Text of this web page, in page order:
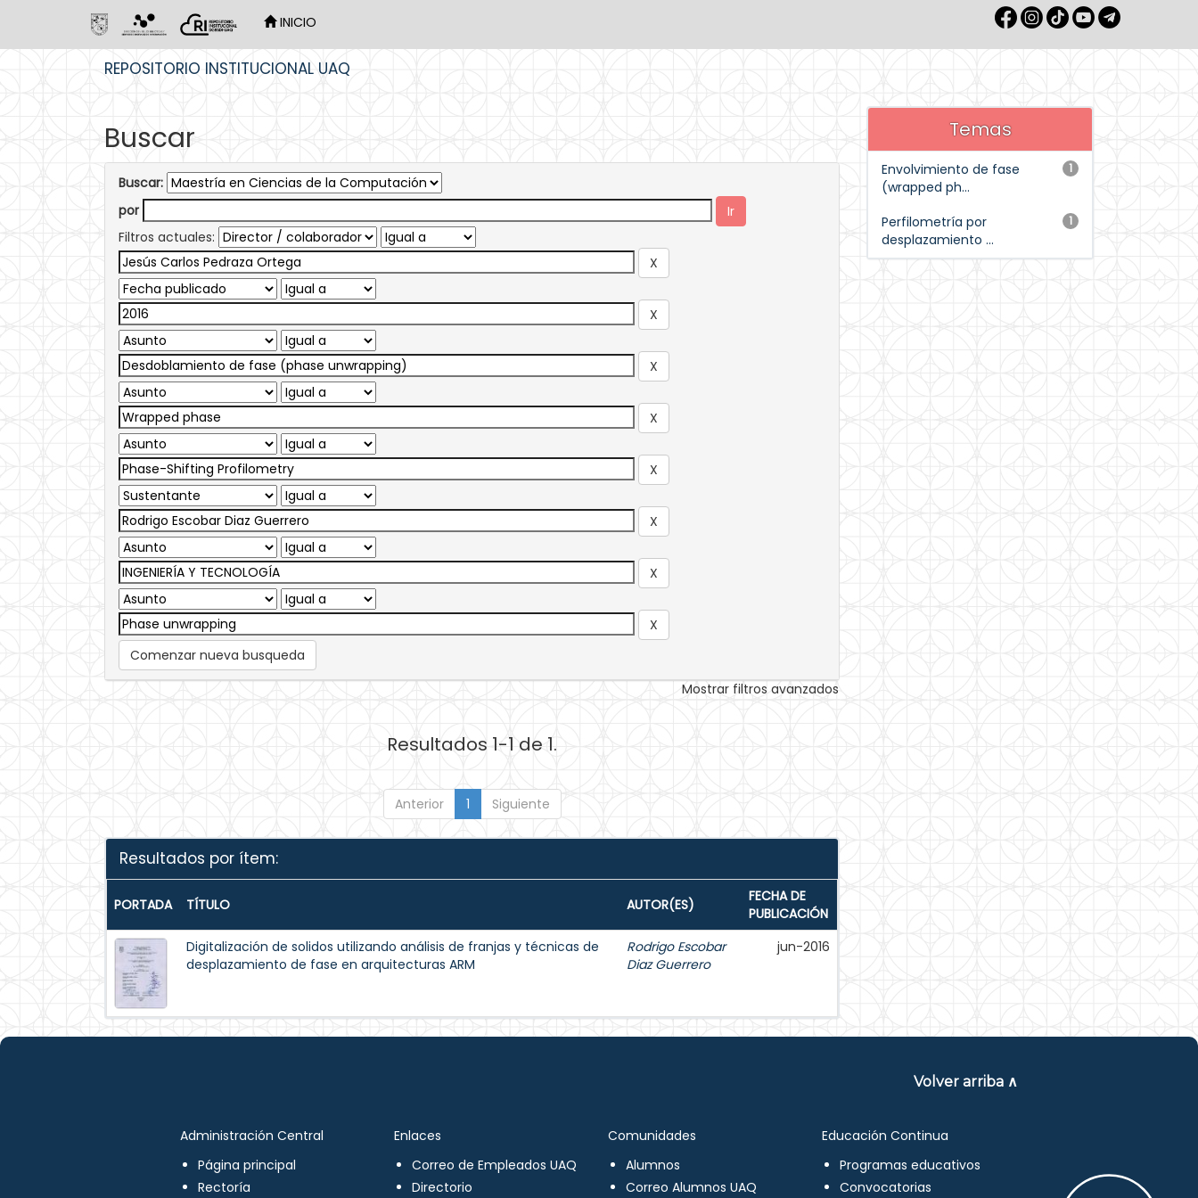
INICIO
REPOSITORIO INSTITUCIONAL UAQ
Buscar
Buscar:
por
Filtros actuales:
Comenzar nueva busqueda
Mostrar filtros avanzados
Resultados 1-1 de 1.
Anterior 1 Siguiente
Resultados por ítem:
PORTADA TÍTULO AUTOR(ES)
FECHA DE
PUBLICACIÓN
Digitalización de solidos utilizando análisis de franjas y técnicas de
desplazamiento de fase en arquitecturas ARM
Rodrigo Escobar
Diaz Guerrero
jun-2016
Temas
1
Envolvimiento de fase
(wrapped ph...
1
Perfilometría por
desplazamiento ...
Volver arriba ∧
Administración Central
Página principal
Rectoría
Enlaces
Correo de Empleados UAQ
Directorio
Comunidades
Alumnos
Correo Alumnos UAQ
Educación Continua
Programas educativos
Convocatorias